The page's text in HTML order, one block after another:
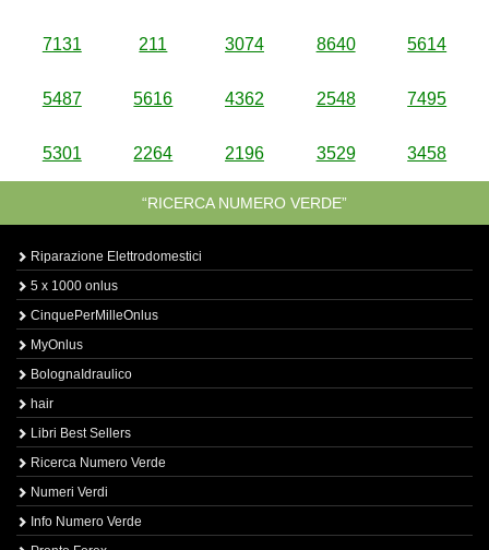
7131 211 3074 8640 5614
5487 5616 4362 2548 7495
5301 2264 2196 3529 3458
“RICERCA NUMERO VERDE”
Riparazione Elettrodomestici
5 x 1000 onlus
CinquePerMilleOnlus
MyOnlus
BolognaIdraulico
hair
Libri Best Sellers
Ricerca Numero Verde
Numeri Verdi
Info Numero Verde